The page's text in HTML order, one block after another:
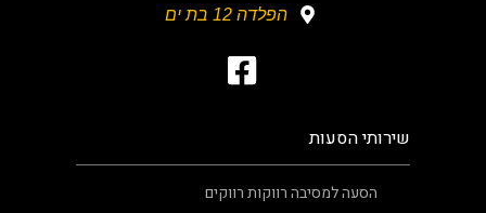
הפלדה 12 בת ים
שירותי הסעות
הסעה למסיבה רווקות רווקים